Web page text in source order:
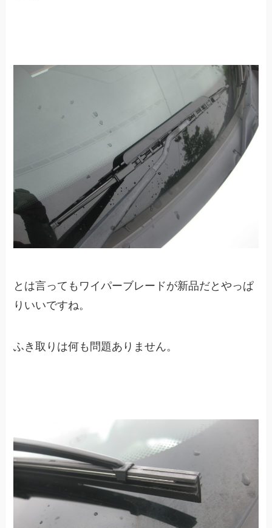
とは言ってもワイパーブレードが新品だとやっぱ
りいいですね。
ふき取りは何も問題ありません。